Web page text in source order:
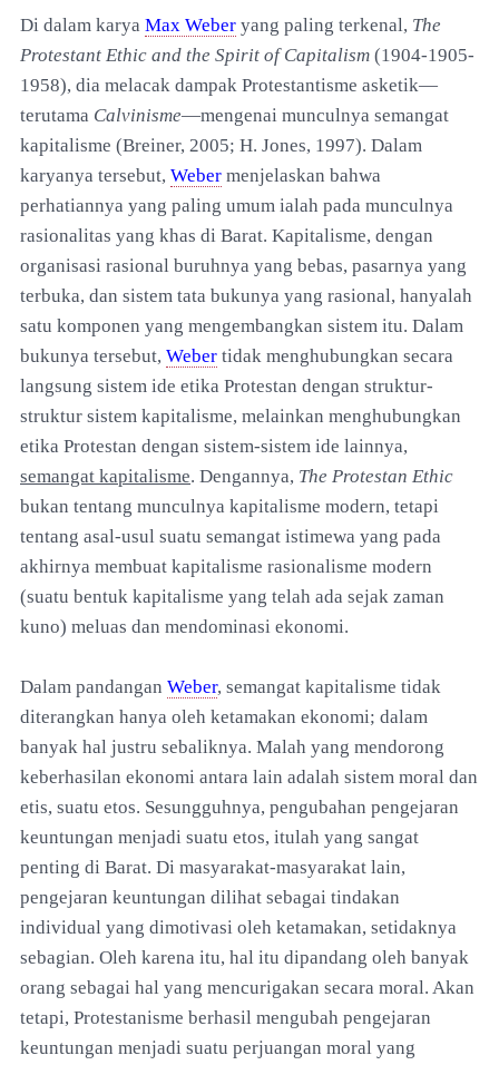
Di dalam karya Max Weber yang paling terkenal, The
Protestant Ethic and the Spirit of Capitalism (1904-1905-
1958), dia melacak dampak Protestantisme asketik—
terutama Calvinisme—mengenai munculnya semangat
kapitalisme (Breiner, 2005; H. Jones, 1997). Dalam
karyanya tersebut, Weber menjelaskan bahwa
perhatiannya yang paling umum ialah pada munculnya
rasionalitas yang khas di Barat. Kapitalisme, dengan
organisasi rasional buruhnya yang bebas, pasarnya yang
terbuka, dan sistem tata bukunya yang rasional, hanyalah
satu komponen yang mengembangkan sistem itu. Dalam
bukunya tersebut, Weber tidak menghubungkan secara
langsung sistem ide etika Protestan dengan struktur-
struktur sistem kapitalisme, melainkan menghubungkan
etika Protestan dengan sistem-sistem ide lainnya,
semangat kapitalisme. Dengannya, The Protestan Ethic
bukan tentang munculnya kapitalisme modern, tetapi
tentang asal-usul suatu semangat istimewa yang pada
akhirnya membuat kapitalisme rasionalisme modern
(suatu bentuk kapitalisme yang telah ada sejak zaman
kuno) meluas dan mendominasi ekonomi.
Dalam pandangan Weber, semangat kapitalisme tidak
diterangkan hanya oleh ketamakan ekonomi; dalam
banyak hal justru sebaliknya. Malah yang mendorong
keberhasilan ekonomi antara lain adalah sistem moral dan
etis, suatu etos. Sesungguhnya, pengubahan pengejaran
keuntungan menjadi suatu etos, itulah yang sangat
penting di Barat. Di masyarakat-masyarakat lain,
pengejaran keuntungan dilihat sebagai tindakan
individual yang dimotivasi oleh ketamakan, setidaknya
sebagian. Oleh karena itu, hal itu dipandang oleh banyak
orang sebagai hal yang mencurigakan secara moral. Akan
tetapi, Protestanisme berhasil mengubah pengejaran
keuntungan menjadi suatu perjuangan moral yang